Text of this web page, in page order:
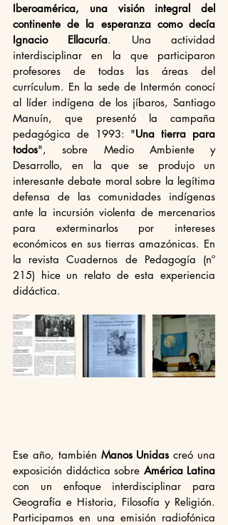
Iberoamérica, una visión integral del
continente de la esperanza como decía
Ignacio Ellacuría. Una actividad
interdisciplinar en la que participaron
profesores de todas las áreas del
currículum. En la sede de Intermón conocí
al líder indígena de los jíbaros, Santiago
Manuín, que presentó la campaña
pedagógica de 1993: "Una tierra para
todos", sobre Medio Ambiente y
Desarrollo, en la que se produjo un
interesante debate moral sobre la legítima
defensa de las comunidades indígenas
ante la incursión violenta de mercenarios
para exterminarlos por intereses
económicos en sus tierras amazónicas. En
la revista Cuadernos de Pedagogía (nº
215) hice un relato de esta experiencia
didáctica.
Ese año, también Manos Unidas creó una
exposición didáctica sobre
con un enfoque interdisciplinar para
Geografía e Historia, Filosofía y Religión.
Participamos en una emisión radiofónica